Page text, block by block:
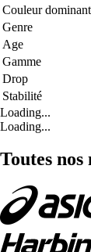
Couleur
Genre
Age
Gamme
Drop
Stabilité
Loading...
Loading...
Toutes nos